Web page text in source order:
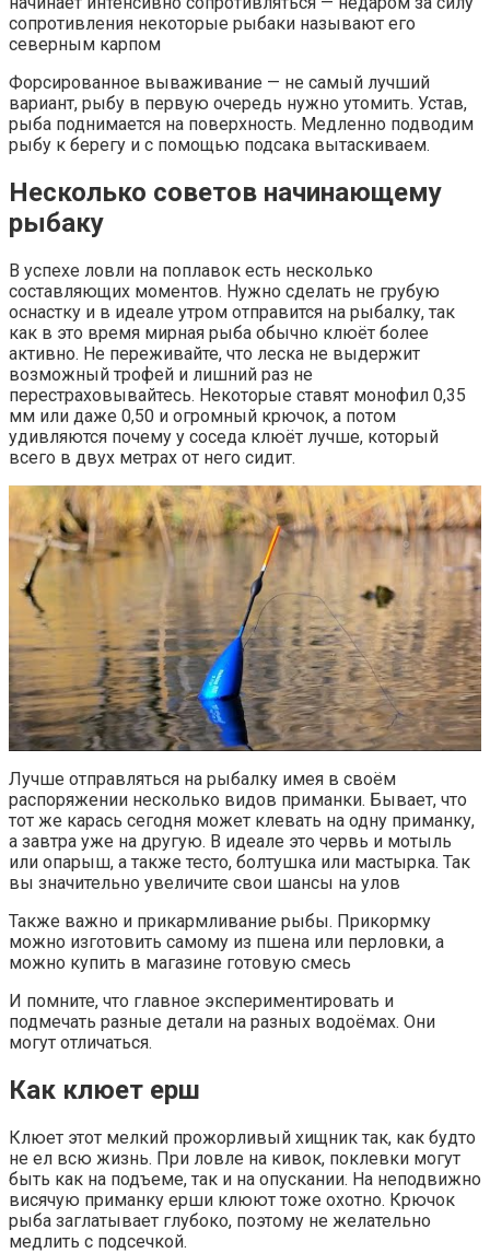
сопротивления некоторые рыбаки называют его
северным карпом
Форсированное вываживание — не самый лучший
вариант, рыбу в первую очередь нужно утомить. Устав,
рыба поднимается на поверхность. Медленно подводим
рыбу к берегу и с помощью подсака вытаскиваем.
Несколько советов начинающему
рыбаку
В успехе ловли на поплавок есть несколько
составляющих моментов. Нужно сделать не грубую
оснастку и в идеале утром отправится на рыбалку, так
как в это время мирная рыба обычно клюёт более
активно. Не переживайте, что леска не выдержит
возможный трофей и лишний раз не
перестраховывайтесь. Некоторые ставят монофил 0,35
мм или даже 0,50 и огромный крючок, а потом
удивляются почему у соседа клюёт лучше, который
всего в двух метрах от него сидит.
Лучше отправляться на рыбалку имея в своём
распоряжении несколько видов приманки. Бывает, что
тот же карась сегодня может клевать на одну приманку,
а завтра уже на другую. В идеале это червь и мотыль
или опарыш, а также тесто, болтушка или мастырка. Так
вы значительно увеличите свои шансы на улов
Также важно и прикармливание рыбы. Прикормку
можно изготовить самому из пшена или перловки, а
можно купить в магазине готовую смесь
И помните, что главное экспериментировать и
подмечать разные детали на разных водоёмах. Они
могут отличаться.
Как клюет ерш
Клюет этот мелкий прожорливый хищник так, как будто
не ел всю жизнь. При ловле на кивок, поклевки могут
быть как на подъеме, так и на опускании. На неподвижно
висячую приманку ерши клюют тоже охотно. Крючок
рыба заглатывает глубоко, поэтому не желательно
медлить с подсечкой.